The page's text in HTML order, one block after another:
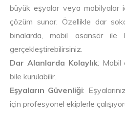
büyük eşyalar veya mobilyalar
çözüm sunar. Özellikle dar
binalarda, mobil asansör ile
gerçekleştirebilirsiniz.
Dar Alanlarda Kolaylık: Mobil
bile kurulabilir.
Eşyaların Güvenliği:
için profesyonel ekiplerle